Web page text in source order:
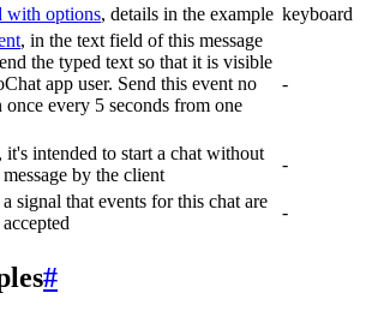
with options, details in the example keyboard
, in the text field of this message
the typed text so that it is visible
app user. Send this event no
once every 5 seconds from one
-
, it's intended to start a chat without
by the client
-
a signal that events for this chat are
-
#